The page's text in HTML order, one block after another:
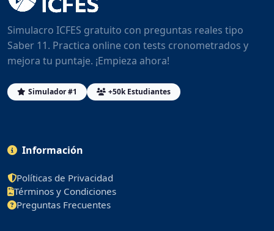
Simulacro ICFES gratuito con preguntas reales tipo
Saber 11. Practica online con tests cronometrados y
mejora tu puntaje. ¡Empieza ahora!
Simulador #1 +50k Estudiantes
Información
Políticas de Privacidad
Términos y Condiciones
Preguntas Frecuentes